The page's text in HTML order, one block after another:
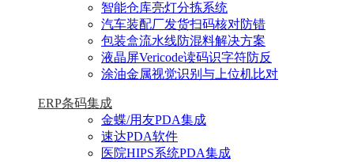
智能仓库亮灯分拣系统
汽车装配厂发货扫码核对防错
包装盒流水线防混料解决方案
液晶屏Vericode读码识字符防反
涂油金属视觉识别与上位机比对
ERP条码集成
金蝶/用友PDA集成
速达PDA软件
医院HIPS系统PDA集成